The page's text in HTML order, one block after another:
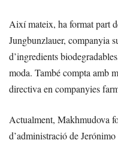
Així mateix, ha format part
Jungbunzlauer, companyia
d’ingredients
moda. També compta amb
directiva en companyies
Actualment, Makhmudova
d’administració de